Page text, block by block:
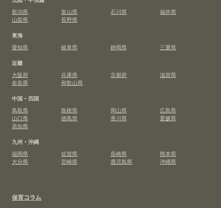
新潟県
富山県 石川県
福井県
山梨県
長野県
東海
愛知県
岐阜県 静岡県
三重県
近畿
大阪府
兵庫県 京都府
滋賀県
奈良県
和歌山県
中国・四国
鳥取県
島根県 岡山県
広島県
山口県
徳島県 香川県
愛媛県
高知県
九州・沖縄
福岡県
佐賀県 長崎県
熊本県
大分県
宮崎県 鹿児島県 沖縄県
保育コラム